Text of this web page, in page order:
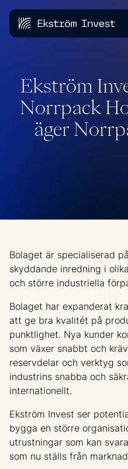
Ekström
Norrpack
äger
Bolaget är specialiserad
skyddande inredning i
och större industriella
Bolaget har expanderat
att ge bra kvalitét på
punktlighet. Nya kunder
som växer snabbt och
reservdelar och verktyg
industrins snabba och
internationellt.
Ekström Invest ser
bygga en större
utrustningar som kan
som nu ställs från